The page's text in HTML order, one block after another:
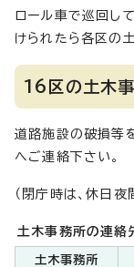
ロール車で巡回し
けられたら各区の
16区の土木
道路施設の破損等
へご連絡下さい。
（閉庁時は、休日夜
土木事務所の連絡
土木事務所